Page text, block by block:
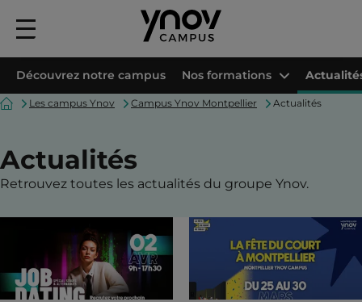
Menu
principal
AccueilLes campus Ynov Campus Ynov Montpellier Actualités
Actualités
Retrouvez toutes les actualités du groupe Ynov.
Découvrez notre campus Nos formations